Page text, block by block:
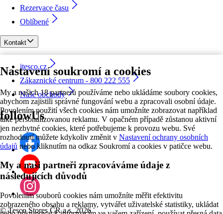
Nastavení soukromí a cookies
My a našich 18 partnerů používáme nebo ukládáme soubory cookies,
abychom zajistili správné fungování webu a zpracovali osobní údaje.
Povolením použití všech cookies nám umožníte zobrazovat například
také personalizovanou reklamu. V opačném případě zůstanou aktivní
jen nezbytné cookies, které potřebujeme k provozu webu. Své
rozhodnutí můžete kdykoliv změnit v Nastavení ochrany osobních
údajů nebo kliknutím na odkaz Soukromí a cookies v patičce webu.
My a naši partneři zpracováváme údaje z
následujících důvodů
Povolením souborů cookies nám umožníte měřit efektivitu
zobrazeného obsahu a reklamy, vytvářet uživatelské statistiky, ukládat
Rezervace času
Oblíbené
Kontakt
itesco.cz
Zákaznické centrum - 800 222 555
Naše obchody
followUs
©Tesco Stores ČR a.s. 2026